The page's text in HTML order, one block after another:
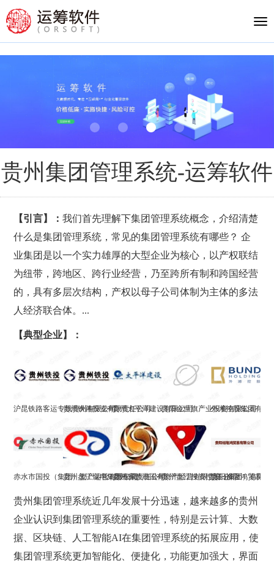
贵州集团管理系统-运筹软件
【引言】：我们首先理解下集团管理系统概念，介绍清楚
什么是集团管理系统，常见的集团管理系统有哪些？ 企
业集团是以一个实力雄厚的大型企业为核心，以产权联结
为纽带，跨地区、跨行业经营，乃至跨所有制和跨国经营
的，具有多层次结构，产权以母子公司体制为主体的多法
人经济联合体。...
【典型企业】：
沪昆铁路客运专线贵州有限公司
贵州铁路投资有限责任公司贵州太平洋建设有限公司贵阳金世旗产业投资有限公司
外滩控股集团有限
赤水市国投（集团）资产运营有限公司
贵州盘江煤电集团有限责任公司
贵州省黔晟国有资产经营有限责任公司
贵州盘江投资控股（集团）有限公
贵阳裕隆鸿贸易有
贵州集团管理系统近几年发展十分迅速，越来越多的贵州
企业认识到集团管理系统的重要性，特别是云计算、大数
据、区块链、人工智能AI在集团管理系统的拓展应用，使
集团管理系统更加智能化、便捷化，功能更加强大，界面